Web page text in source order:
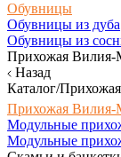
Обувницы
Обувницы из дуба
Обувницы из
Прихожая Вилия-
Назад
Каталог/
Прихожая Вилия-
Модульные
Модульные